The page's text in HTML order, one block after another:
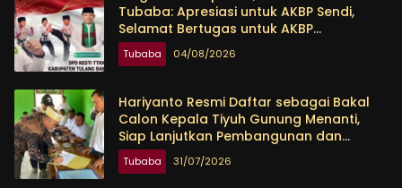
Tubaba: Apresiasi untuk AKBP Sendi,
Selamat Bertugas untuk AKBP
Himmawan
Tubaba 04/08/2026
Hariyanto Resmi Daftar sebagai Bakal
Calon Kepala Tiyuh Gunung Menanti,
Siap Lanjutkan Pembangunan dan
Tingkatkan Kesejahteraan Warga
Tubaba 31/07/2026